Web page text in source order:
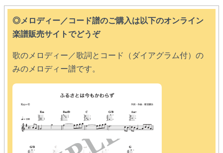
◎メロディー／コード譜のご購入は以下のオンライン
楽譜販売サイトでどうぞ
歌のメロディー／歌詞とコード（ダイアグラム付）の
みのメロディー譜です。